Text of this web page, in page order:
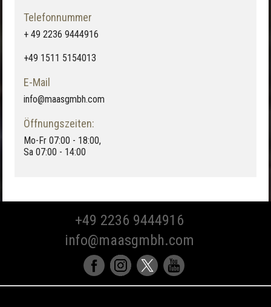
Telefonnummer
+ 49 2236 9444916
+49 1511 5154013
E-Mail
info@maasgmbh.com
Öffnungszeiten:
Mo-Fr 07:00 - 18:00,
Sa 07:00 - 14:00
+49 2236 9444916
info@maasgmbh.com